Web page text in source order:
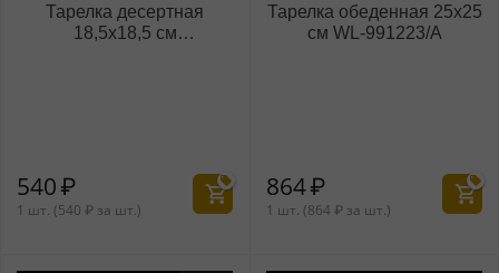
Тарелка десертная
18,5x18,5 см
540₽
1 шт. (540 ₽ за шт.)
Тарелка обеденная 25x25
см WL‑991223/A
864₽
1 шт. (864 ₽ за шт.)